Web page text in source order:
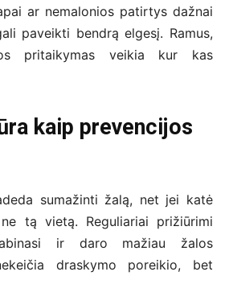
ar nemalonios patirtys dažnai
paveikti bendrą elgesį. Ramus,
pritaikymas veikia kur kas
kaip prevencijos
sumažinti žalą, net jei katė
tą vietą. Reguliariai prižiūrimi
ir daro mažiau žalos
draskymo poreikio, bet